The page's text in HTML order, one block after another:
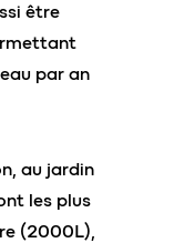
être
par an
au jardin
les plus
(2000L),